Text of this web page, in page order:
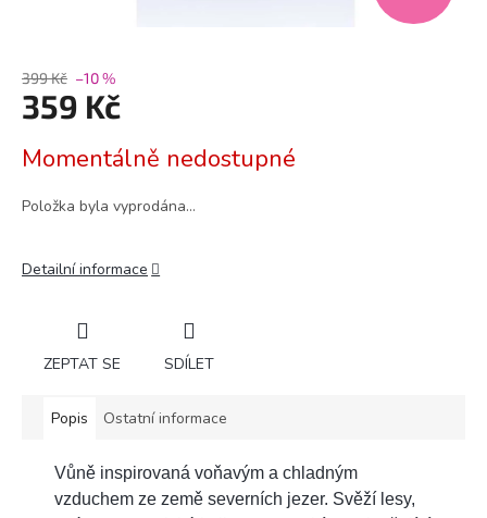
399 Kč –10 %
359 Kč
cena:
Momentálně nedostupné
Položka byla vyprodána…
Detailní informace
ZEPTAT SE SDÍLET
Popis Ostatní informace
Vůně inspirovaná voňavým a chladným
vzduchem ze země severních jezer. Svěží lesy,